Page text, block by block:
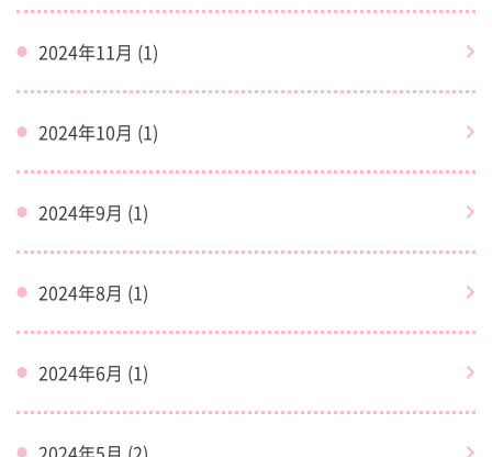
2024年11月 (1)
2024年10月 (1)
2024年9月 (1)
2024年8月 (1)
2024年6月 (1)